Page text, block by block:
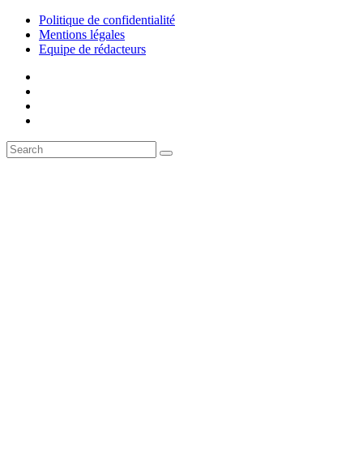
Politique de confidentialité
Mentions légales
Equipe de rédacteurs